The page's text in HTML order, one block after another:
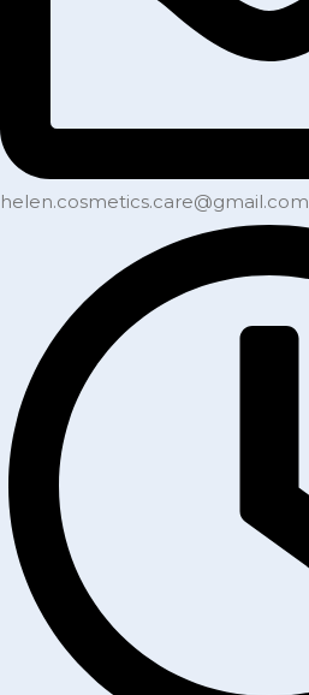
helen.cosmetics.care@gmail.com